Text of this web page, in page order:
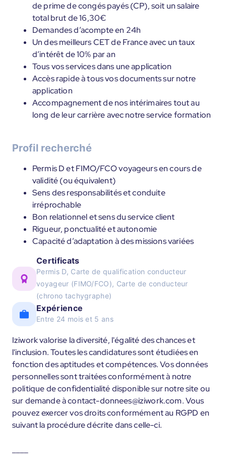
de prime de congés payés (CP), soit un salaire
total brut de 16,30€
Demandes d’acompte en 24h
Un des meilleurs CET de France avec un taux
d’intérêt de 10% par an
Tous vos services dans une application
Accès rapide à tous vos documents sur notre
application
Accompagnement de nos intérimaires tout au
long de leur carrière avec notre service formation
Profil recherché
Permis D et FIMO/FCO voyageurs en cours de
validité (ou équivalent)
Sens des responsabilités et conduite
irréprochable
Bon relationnel et sens du service client
Rigueur, ponctualité et autonomie
Capacité d’adaptation à des missions variées
Certificats
Permis D, Carte de qualification conducteur
voyageur (FIMO/FCO), Carte de conducteur
(chrono tachygraphe)
Expérience
Entre 24 mois et 5 ans
Iziwork valorise la diversité, l'égalité des chances et
l'inclusion. Toutes les candidatures sont étudiées en
fonction des aptitudes et compétences. Vos données
personnelles sont traitées conformément à notre
politique de confidentialité disponible sur notre site ou
sur demande à contact-donnees@iziwork.com. Vous
pouvez exercer vos droits conformément au RGPD en
suivant la procédure décrite dans celle-ci.